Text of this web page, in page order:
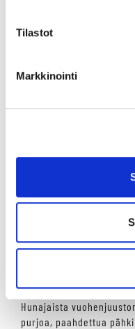
Tilastot
Markkinointi
klo 13 sekä klo 14.
tuloaulassa ja
Vermon
12.45 alkaen. Alla
PERJANTAIN 30.8.
mätiä ja pikkelöityä
13,50 €
Hunajaista
purjoa, paahdettua